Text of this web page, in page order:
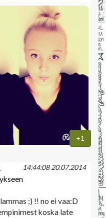
+1
14:44:08 20.07.2014
;) !! no ei vaa:D
koska late